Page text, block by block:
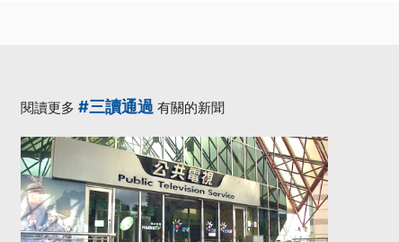
閱讀更多 #三讀通過 有關的新聞